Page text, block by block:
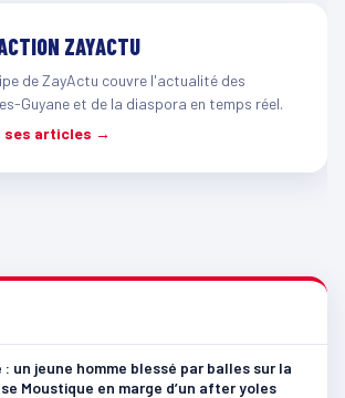
ZAYACTU
de ZayActu couvre l'actualité des
Guyane et de la diaspora en temps réel.
ses articles →
un jeune homme blessé par balles sur la
Moustique en marge d’un after yoles